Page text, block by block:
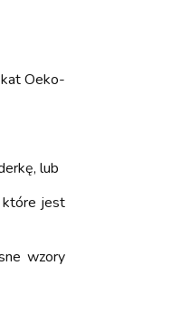
Oeko-
lub
które jest
wzory